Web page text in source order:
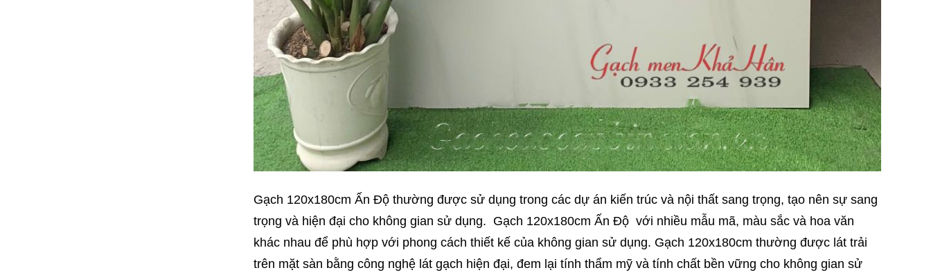
Gạch 120x180cm Ấn Độ thường được sử dụng trong các dự án kiến trúc và nội thất sang trọng, tạo nên sự sang
trọng và hiện đại cho không gian sử dụng. Gạch 120x180cm Ấn Độ với nhiều mẫu mã, màu sắc và hoa văn
khác nhau để phù hợp với phong cách thiết kế của không gian sử dụng. Gạch 120x180cm thường được lát trải
trên mặt sàn bằng công nghệ lát gạch hiện đại, đem lại tính thẩm mỹ và tính chất bền vững cho không gian sử